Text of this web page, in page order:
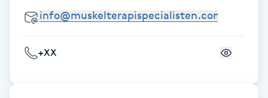
Fillers
Fotmassage
Fotsvamp
+XX